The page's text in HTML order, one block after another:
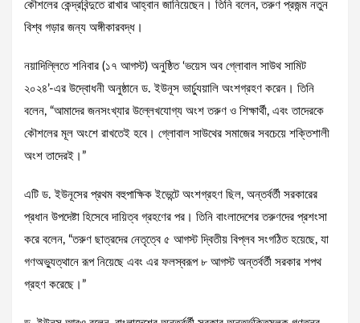
কৌশলের কেন্দ্রবিন্দুতে রাখার আহ্বান জানিয়েছেন। তিনি বলেন, তরুণ প্রজন্ম নতুন
বিশ্ব গড়ার জন্য অঙ্গীকারবদ্ধ।
নয়াদিল্লিতে শনিবার (১৭ আগস্ট) অনুষ্ঠিত ‘ভয়েস অব গ্লোবাল সাউথ সামিট
২০২৪’-এর উদ্বোধনী অনুষ্ঠানে ড. ইউনূস ভার্চ্যুয়ালি অংশগ্রহণ করেন। তিনি
বলেন, “আমাদের জনসংখ্যার উল্লেখযোগ্য অংশ তরুণ ও শিক্ষার্থী, এবং তাদেরকে
কৌশলের মূল অংশে রাখতেই হবে। গ্লোবাল সাউথের সমাজের সবচেয়ে শক্তিশালী
অংশ তাদেরই।”
এটি ড. ইউনূসের প্রথম বহুপাক্ষিক ইভেন্টে অংশগ্রহণ ছিল, অন্তর্বর্তী সরকারের
প্রধান উপদেষ্টা হিসেবে দায়িত্ব গ্রহণের পর। তিনি বাংলাদেশের তরুণদের প্রশংসা
করে বলেন, “তরুণ ছাত্রদের নেতৃত্বে ৫ আগস্ট দ্বিতীয় বিপ্লব সংগঠিত হয়েছে, যা
গণঅভ্যুত্থানে রূপ নিয়েছে এবং এর ফলস্বরূপ ৮ আগস্ট অন্তর্বর্তী সরকার শপথ
গ্রহণ করেছে।”